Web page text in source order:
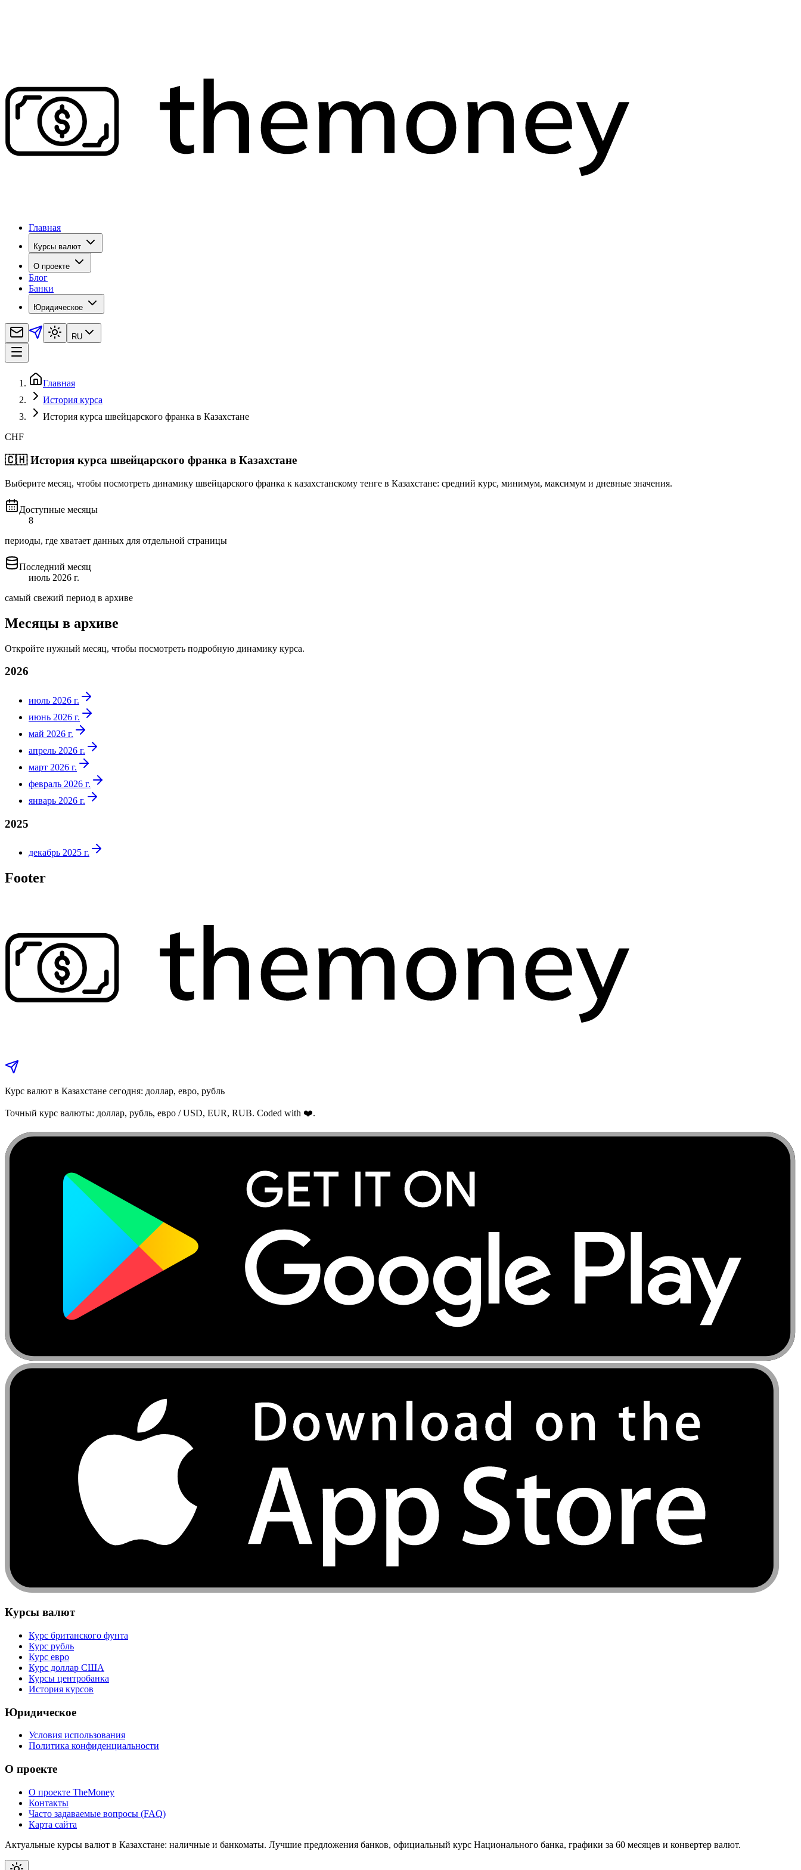
Главная
Курсы валют
О проекте
Блог
Банки
Юридическое
RU
Главная
История курса
История курса швейцарского франка в Казахстане
CHF
🇨🇭 История курса швейцарского франка в Казахстане
Выберите месяц, чтобы посмотреть динамику швейцарского франка к казахстанскому тенге в Казахстане: средний курс, минимум, максимум и дневные значения.
Доступные месяцы
8
периоды, где хватает данных для отдельной страницы
Последний месяц
июль 2026 г.
самый свежий период в архиве
Месяцы в архиве
Откройте нужный месяц, чтобы посмотреть подробную динамику курса.
2026
июль 2026 г.
июнь 2026 г.
май 2026 г.
апрель 2026 г.
март 2026 г.
февраль 2026 г.
январь 2026 г.
2025
декабрь 2025 г.
Footer
Курс валют в Казахстане сегодня: доллар, евро, рубль
Точный курс валюты: доллар, рубль, евро / USD, EUR, RUB. Coded with ❤️.
Курсы валют
Курс британского фунта
Курс рубль
Курс евро
Курс доллар США
Курсы центробанка
История курсов
Юридическое
Условия использования
Политика конфиденциальности
О проекте
О проекте TheMoney
Контакты
Часто задаваемые вопросы (FAQ)
Карта сайта
Актуальные курсы валют в Казахстане: наличные и банкоматы. Лучшие предложения банков, официальный курс Национального банка, графики за 60 месяцев и конвертер валют.